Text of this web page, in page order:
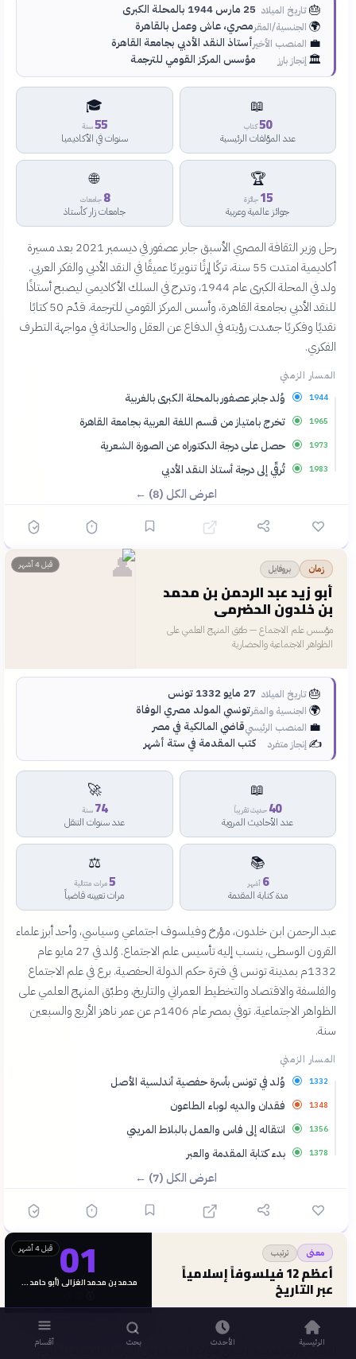
🎂تاريخ الميلاد 25 مارس 1944 بالمحلة الكبرى
🌍 الجنسية/المقرمصري، عاش وعمل بالقاهرة
💼 المنصب الأخيرأستاذ النقد الأدبي بجامعة القاهرة
🏛️إنجاز بارز مؤسس المركز القومي للترجمة
📖
50كتاب
عدد المؤلفات الرئيسية
🎓
55سنة
سنوات في الأكاديميا
🏆
15 جائزة
جوائز عالمية وعربية
🌐
8 جامعات
جامعات زار كأستاذ
رحل وزير الثقافة المصري الأسبق جابر عصفور في ديسمبر 2021 بعد مسيرة
أكاديمية امتدت 55 سنة، تركًا إرثًا تنويريًا عميقًا في النقد الأدبي والفكر العربي.
ولد في المحلة الكبرى عام 1944، وتدرج في السلك الأكاديمي ليصبح أستاذًا
للنقد الأدبي بجامعة القاهرة، وأسس المركز القومي للترجمة. قدّم 50 كتابًا
نقديًا وفكريًا جسّدت رؤيته في الدفاع عن العقل والحداثة في مواجهة التطرف
الفكري.
المسار الزمني
1944 وُلد جابر عصفور بالمحلة الكبرى بالغربية
1965 تخرج بامتياز من قسم اللغة العربية بجامعة القاهرة
1973 حصل على درجة الدكتوراه عن الصورة الشعرية
1983 تُرقّي إلى درجة أستاذ النقد الأدبي
اعرض الكل (8) ←
زمان بروفايل
أبو زيد عبد الرحمن بن محمد
بن خلدون الحضرمي
مؤسس علم الاجتماع — طبّق المنهج العلمي على
الظواهر الاجتماعية والحضارية
قبل 4 أشهر 👤
🎂تاريخ الميلاد 27 مايو 1332 تونس
🌍 الجنسية والمقرتونسي المولد مصري الوفاة
💼 المنصب الرئيسيقاضي المالكية في مصر
✍️إنجاز متفرد كتب المقدمة في ستة أشهر
📖
40 حديث تقريباً
عدد الأحاديث المروية
🚀
74 سنة
عدد سنوات التنقل
📚
6 أشهر
مدة كتابة المقدمة
⚖️
5مرات متتالية
مرات تعيينه قاضياً
عبد الرحمن ابن خلدون، مؤرخ وفيلسوف اجتماعي وسياسي، وأحد أبرز علماء
القرون الوسطى، ينسب إليه تأسيس علم الاجتماع. وُلد في 27 مايو عام
1332م بمدينة تونس في فترة حكم الدولة الحفصية. برع في علم الاجتماع
والفلسفة والاقتصاد والتخطيط العمراني والتاريخ، وطبّق المنهج العلمي على
الظواهر الاجتماعية. توفي بمصر عام 1406م عن عمر ناهز الأربع والسبعين
سنة.
المسار الزمني
1332 وُلد في تونس بأسرة حفصية أندلسية الأصل
1348 فقدان والديه لوباء الطاعون
1356 انتقاله إلى فاس والعمل بالبلاط المريني
1378 بدء كتابة المقدمة والعبر
اعرض الكل (7) ←
معنى ترتيب
أعظم 12 فيلسوفاً إسلامياً
عبر التاريخ
قبل 4 أشهر 01 محمد بن محمد الغزالي (أبو حامد الغزالي)
يمثل الفكر الفلسفي الإسلامي حقبة ذهبية من التطور العقلي والحضاري
امتدت قروناً عديدة. اجتمع هؤلاء الفلاسفة بين الدراسة العميقة للعلوم
الرئيسية الأحدث بحث أقسام